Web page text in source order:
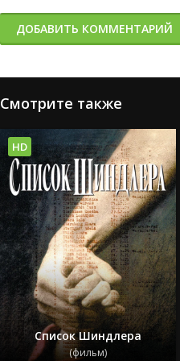
ДОБАВИТЬ КОММЕНТАРИЙ
Смотрите также
Список Шиндлера
(фильм)
HD